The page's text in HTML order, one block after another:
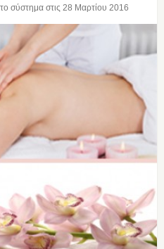
σύστημα στις 28 Μαρτίου 2016